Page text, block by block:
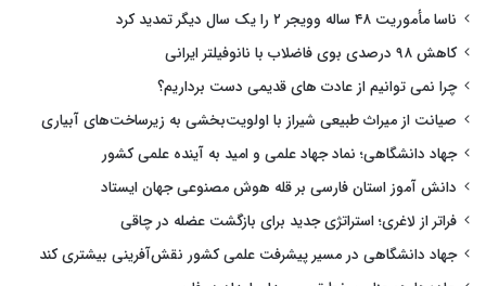
ناسا مأموریت ۴۸ ساله وویجر ۲ را یک سال دیگر تمدید کرد
کاهش ۹۸ درصدی بوی فاضلاب با نانوفیلتر ایرانی
چرا نمی توانیم از عادت های قدیمی دست برداریم؟
صیانت از میراث طبیعی شیراز با اولویت‌بخشی به زیرساخت‌های آبیاری
جهاد دانشگاهی؛ نماد جهاد علمی و امید به آینده علمی کشور
دانش آموز استان فارسی بر قله هوش مصنوعی جهان ایستاد
فراتر از لاغری؛ استراتژی جدید برای بازگشت عضله در چاقی
جهاد دانشگاهی در مسیر پیشرفت علمی کشور نقش‌آفرینی بیشتری کند